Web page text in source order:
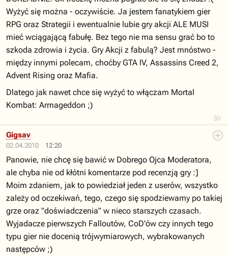
30
Wyżyć się można - oczywiście. Ja jestem fanatykiem gier
RPG oraz Strategii i ewentualnie lubie gry akcji ALE MUSI
mieć wciągającą fabułę. Bez tego nie ma sensu grać bo to
szkoda zdrowia i życia. Gry Akcji z fabulą? Jest mnóstwo -
między innymi polecam, choćby GTA IV, Assassins Creed 2,
Advent Rising oraz Mafia.
Dlatego jak nawet chce się wyżyć to włączam Mortal
Kombat: Armageddon ;)
02.04.2010 12:20
Gigsav
Panowie, nie chcę się bawić w Dobrego Ojca Moderatora,
ale chyba nie od kłótni komentarze pod recenzją gry :]
Moim zdaniem, jak to powiedział jeden z userów, wszystko
zależy od oczekiwań, tego, czego się spodziewamy po takiej
grze oraz "doświadczenia" w nieco starszych czasach.
Wyjadacze pierwszych Falloutów, CoD'ów czy innych tego
typu gier nie docenią trójwymiarowych, wybrakowanych
następców ;)